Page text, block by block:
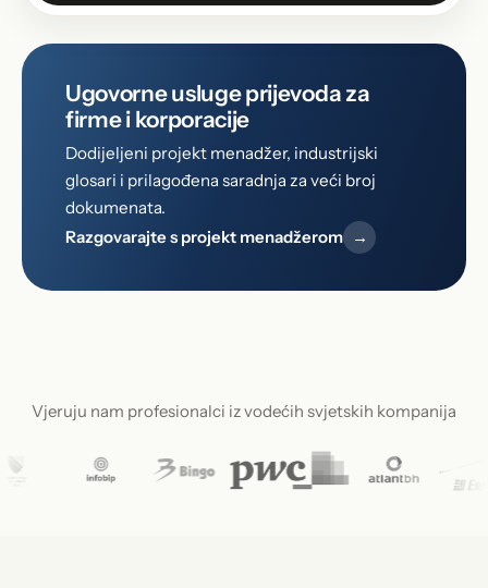
Ugovorne usluge prijevoda za
firme i korporacije
Dodijeljeni projekt menadžer, industrijski
glosari i prilagođena saradnja za veći broj
dokumenata.
Razgovarajte s projekt menadžerom →
Vjeruju nam profesionalci iz vodećih svjetskih kompanija